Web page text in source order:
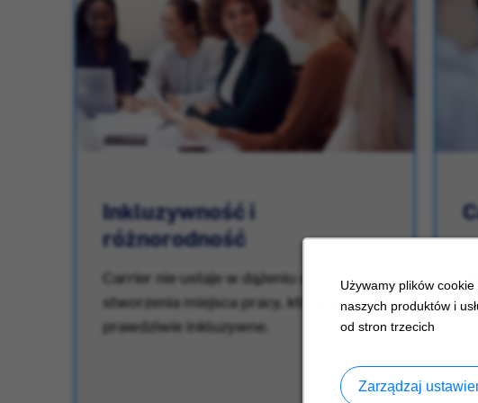
Używamy plików
naszych produktów i
od stron trzecich
Zarządzaj
Inkluzywność i
różnorodność
Carrier nie ustaje w dążeniu do
stworzenia miejsca pracy, które jest
prawdziwie inkluzywne.